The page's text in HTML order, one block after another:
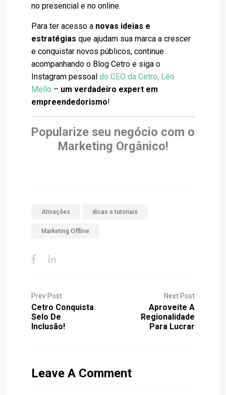
no presencial e no online.
Para ter acesso a novas ideias e
estratégias que ajudam sua marca a crescer
e conquistar novos públicos, continue
acompanhando o Blog Cetro e siga o
Instagram pessoal do CEO da Cetro, Léo
Mello – um verdadeiro expert em
empreendedorismo!
Popularize seu negócio com o
Marketing Orgânico!
Ativações dicas e tutoriais
Marketing Offline
Prev Post
Cetro Conquista
Selo De
Inclusão!
Next Post
Aproveite A
Regionalidade
Para Lucrar
Leave A Comment